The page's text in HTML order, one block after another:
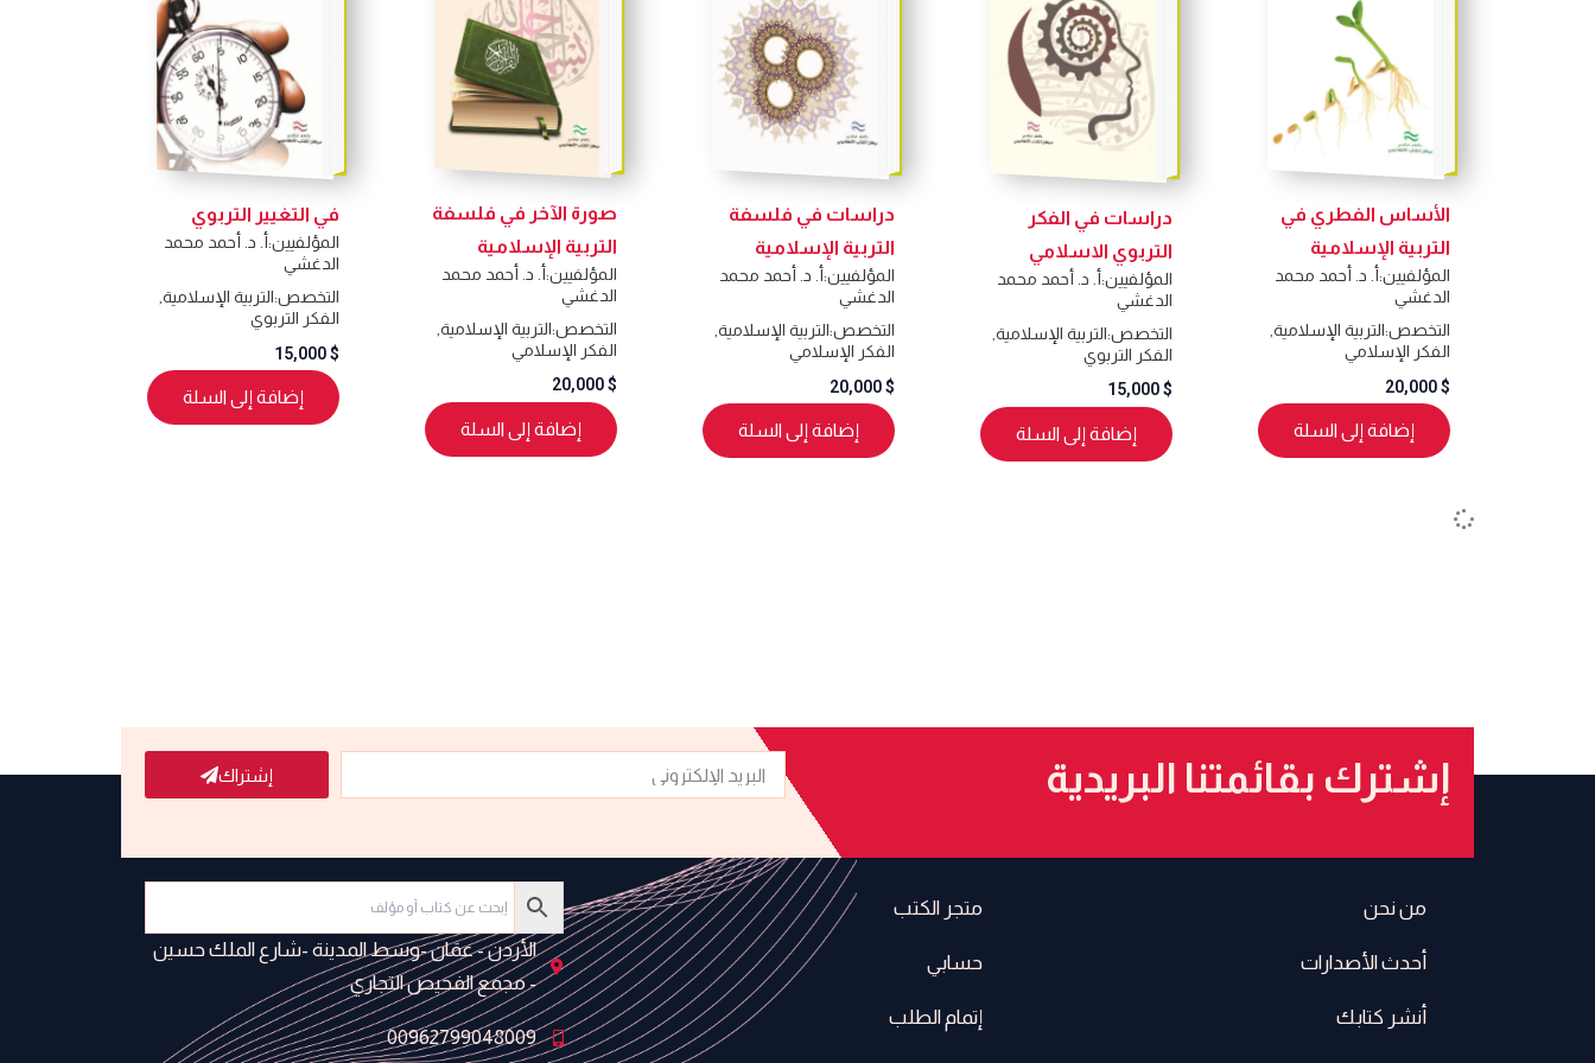
الأساس الفطري في
التربية الإسلامية
المؤلفيين:أ. د. أحمد محمد
الدغشي
التخصص:التربية الإسلامية
الفكر الإسلامي
20,000$
إضافة إلى السلة
دراسات في الفكر
التربوي الاسلامي
المؤلفيين:أ. د. أحمد محمد
الدغشي
التخصص:التربية الإسلامية
الفكر التربوي
15,000$
إضافة إلى السلة
دراسات في فلسفة
التربية الإسلامية
المؤلفيين:أ. د. أحمد محمد
الدغشي
التخصص:التربية الإسلامية
الفكر الإسلامي
20,000$
إضافة إلى السلة
صورة الآخر في فلسفة
التربية الإسلامية
المؤلفيين:أ. د. أحمد محمد
الدغشي
التخصص:التربية الإسلامية
الفكر الإسلامي
20,000$
إضافة إلى السلة
في التغيير التربوي
المؤلفيين:أ. د. أحمد محمد
الدغشي
التخصص:التربية الإسلامية
الفكر التربوي
15,000$
إضافة إلى السلة
إشترك بقائمتنا البريدية
الإلكتروني
إشتراك
من نحن
أحدث الأصدارات
أنشر كتابك
متجر الكتب
حسابي
إتمام الطلب
الأردن - عمَان -وسط المدينة -شارع الملك حسين
- مجمع الفحيص التجاري
00962799048009